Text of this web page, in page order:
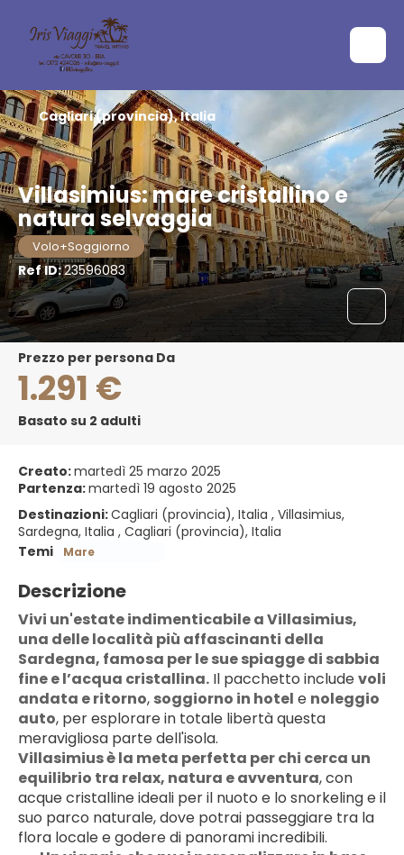
Villasimius: mare cristallino e
natura selvaggia
Volo+Soggiorno
Ref ID:23596083
Cagliari (provincia), Italia
Prezzo per persona Da
1.291 €
Basato su 2 adulti
Creato:martedì 25 marzo 2025
Partenza:martedì 19 agosto 2025
Destinazioni:Cagliari (provincia), Italia , Villasimius,
Sardegna, Italia , Cagliari (provincia), Italia
Temi
Mare
Descrizione
Vivi un'estate indimenticabile a Villasimius,
una delle località più affascinanti della
Sardegna, famosa per le sue spiagge di sabbia
fine e l’acqua cristallina. Il pacchetto include voli
andata e ritorno, soggiorno in hotel e noleggio
auto, per esplorare in totale libertà questa
meravigliosa parte dell'isola.
Villasimius è la meta perfetta per chi cerca un
equilibrio tra relax, natura e avventura, con
acque cristalline ideali per il nuoto e lo snorkeling e il
suo parco naturale, dove potrai passeggiare tra la
flora locale e godere di panorami incredibili.